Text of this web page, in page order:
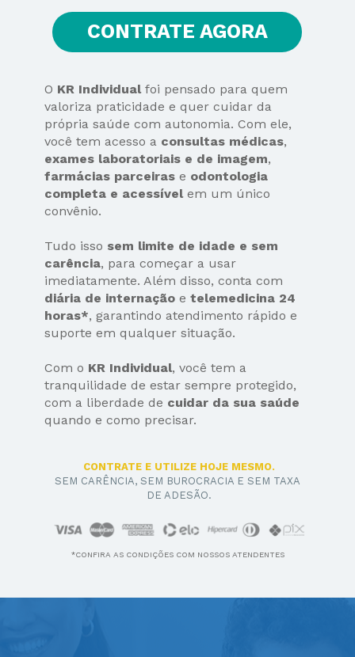
O KR Individual foi pensado para quem
valoriza praticidade e quer cuidar da
própria saúde com autonomia. Com ele,
você tem acesso a consultas médicas,
exames laboratoriais e de imagem
farmácias parceiras e odontologia
completa e acessível em um único
convênio.
Tudo isso sem limite de idade e sem
carência, para começar a usar
diária de internação e telemedicina 24
horas*, garantindo atendimento rápido e
suporte em qualquer situação.
Com o KR Individual, você tem a
tranquilidade de estar sempre protegido,
com a liberdade de
quando e como precisar.
CONTRATE AGORA
CONTRATE E UTILIZE HOJE MESMO.
SEM CARÊNCIA, SEM BUROCRACIA E SEM TAXA
DE ADESÃO.
*CONFIRA AS CONDIÇÕES COM NOSSOS ATENDENTES